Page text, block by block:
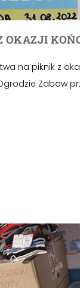
na piknik z
Zabaw